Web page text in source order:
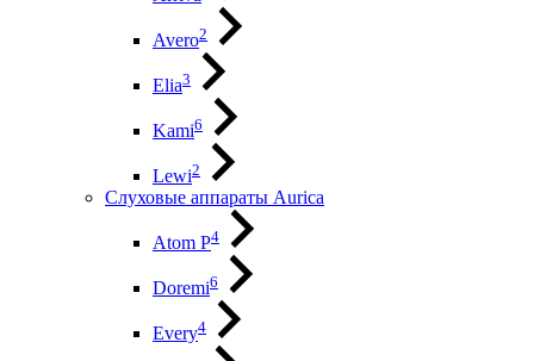
Avero2
Elia3
Kami6
Lewi2
Слуховые аппараты Aurica
Atom P4
Doremi6
Every4